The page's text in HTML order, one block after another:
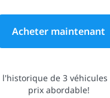
Acheter maintenant
l'historique de 3 véhicules
prix abordable!